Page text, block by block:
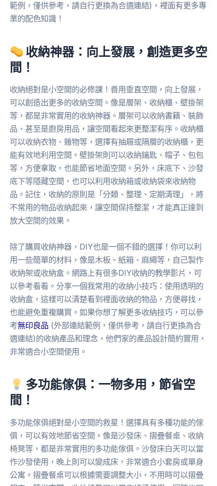
範例，僅供參考，請自行更換為合適連結)，裡面有更多專
業的配色知識！
收納神器：向上發展，創造更多空
間！
收納絕對是小空間的必修課！善用垂直空間，向上發展，
可以創造出更多的收納空間。像是層架、收納櫃、壁掛架
等，都是非常實用的收納神器。層架可以收納書籍、裝飾
品、甚至是廚房用品，讓空間看起來更整潔有序。收納櫃
可以收納衣物、雜物等，選擇有抽屜或隔層的收納櫃，更
能有效地利用空間。壁掛架則可以收納鑰匙、帽子、包包
等，方便拿取，也能節省地面空間。另外，床底下、沙發
底下等隱藏空間，也可以利用收納箱或收納袋來收納物
品。記住，收納的原則是「分類、整理、定期清理」，將
不常用的物品收納起來，讓空間保持整潔，才能真正達到
放大空間的效果。
除了購買收納神器，DIY也是一個不錯的選擇！你可以利
用一些簡單的材料，像是木板、紙箱、麻繩等，自己製作
收納架或收納盒。網路上有很多DIY收納的教學影片，可
以參考看看。分享一個我常用的收納小技巧：使用透明的
收納盒，這樣可以清楚看到裡面收納的物品，方便尋找，
也能避免重複購買。如果你想了解更多收納技巧，可以參
考無印良品 (外部連結範例，僅供參考，請自行更換為合
適連結)的收納產品和理念，他們家的產品設計簡約實用，
非常適合小空間使用。
多功能傢俱：一物多用，節省空
間！
多功能傢俱絕對是小空間的救星！選擇具有多種功能的傢
俱，可以有效地節省空間。像是沙發床、摺疊餐桌、收納
椅凳等，都是非常實用的多功能傢俱。沙發床白天可以當
作沙發使用，晚上則可以變成床，非常適合小套房或單身
公寓。摺疊餐桌可以根據需要調整大小，不用時可以摺疊